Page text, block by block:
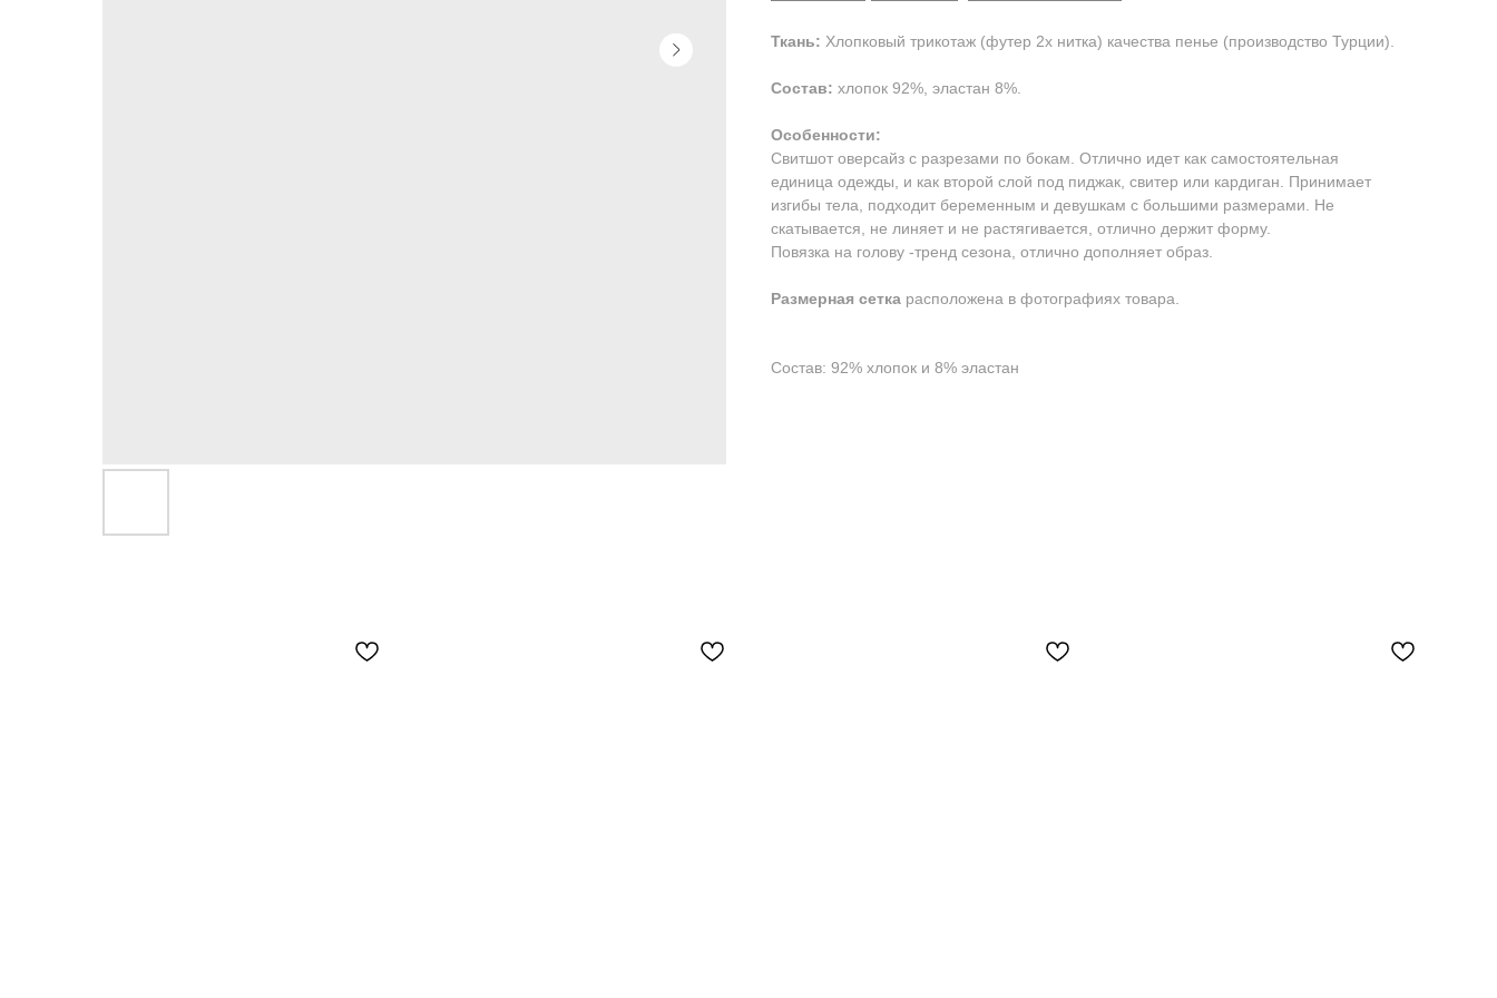
Ткань: Хлопковый трикотаж (футер 2х нитка) качества пенье (производство Турции).
Состав: хлопок 92%, эластан 8%.
Особенности:
Свитшот оверсайз с разрезами по бокам. Отлично идет как самостоятельная
единица одежды, и как второй слой под пиджак, свитер или кардиган. Принимает
изгибы тела, подходит беременным и девушкам с большими размерами. Не
скатывается, не линяет и не растягивается, отлично держит форму.
Повязка на голову -тренд сезона, отлично дополняет образ.
Размерная сетка расположена в фотографиях товара.
Состав: 92% хлопок и 8% эластан